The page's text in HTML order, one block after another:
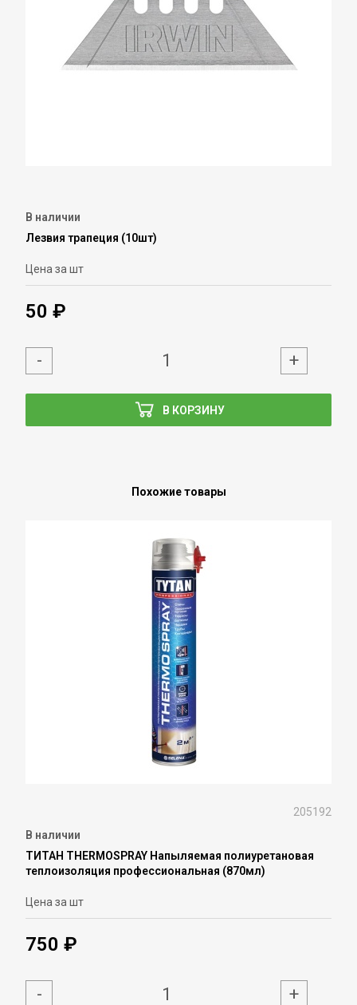
В наличии
Лезвия трапеция (10шт)
Цена за шт
50 ₽
В КОРЗИНУ
- +
Похожие товары
205192
В наличии
ТИТАН THERMOSPRAY Напыляемая полиуретановая
теплоизоляция профессиональная (870мл)
Цена за шт
750 ₽
- +